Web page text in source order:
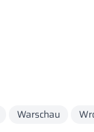
Warschau